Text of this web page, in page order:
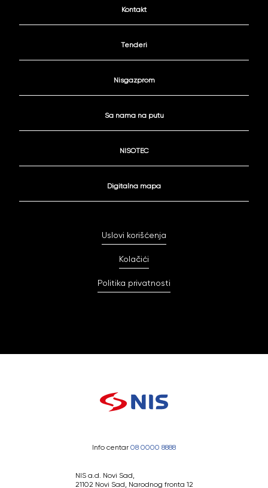
Kontakt
Tenderi
Nisgazprom
Sa nama na putu
NISOTEC
Digitalna mapa
Uslovi korišćenja
Kolačići
Politika privatnosti
Info centar 08 0000 8888
NIS a.d. Novi Sad,
21102 Novi Sad, Narodnog fronta 12